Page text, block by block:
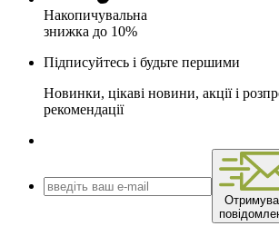
Накопичувальна
знижка до 10%
Підписуйтесь і будьте першими
Новинки, цікаві новини, акції і
рекомендації